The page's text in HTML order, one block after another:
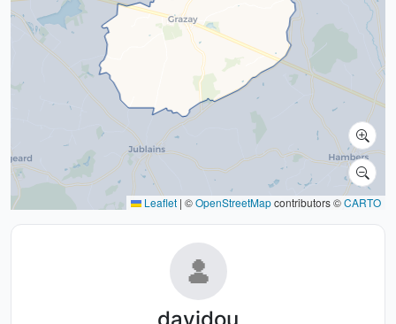
Leaflet | ©OpenStreetMapcontributors ©CARTO